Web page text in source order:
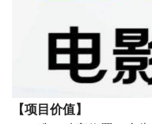
【项目价值】